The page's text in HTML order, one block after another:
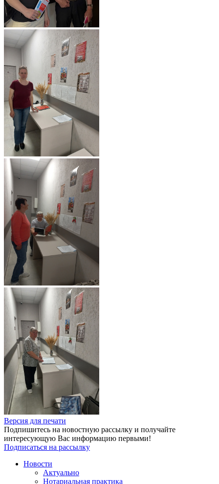
Версия для печати
Подпишитесь на новостную рассылку и получайте
интересующую Вас информацию первыми!
Подписаться на рассылку
Новости
Актуально
Нотариальная практика